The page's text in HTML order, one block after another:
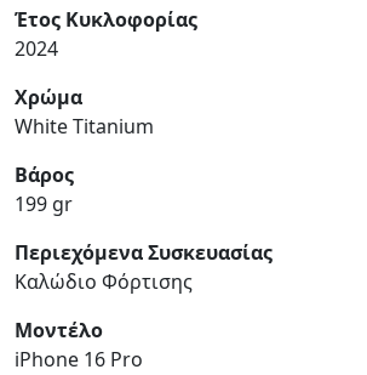
Έτος Κυκλοφορίας
2024
Χρώμα
White Titanium
Βάρος
199 gr
Περιεχόμενα Συσκευασίας
Καλώδιο Φόρτισης
Μοντέλο
iPhone 16 Pro